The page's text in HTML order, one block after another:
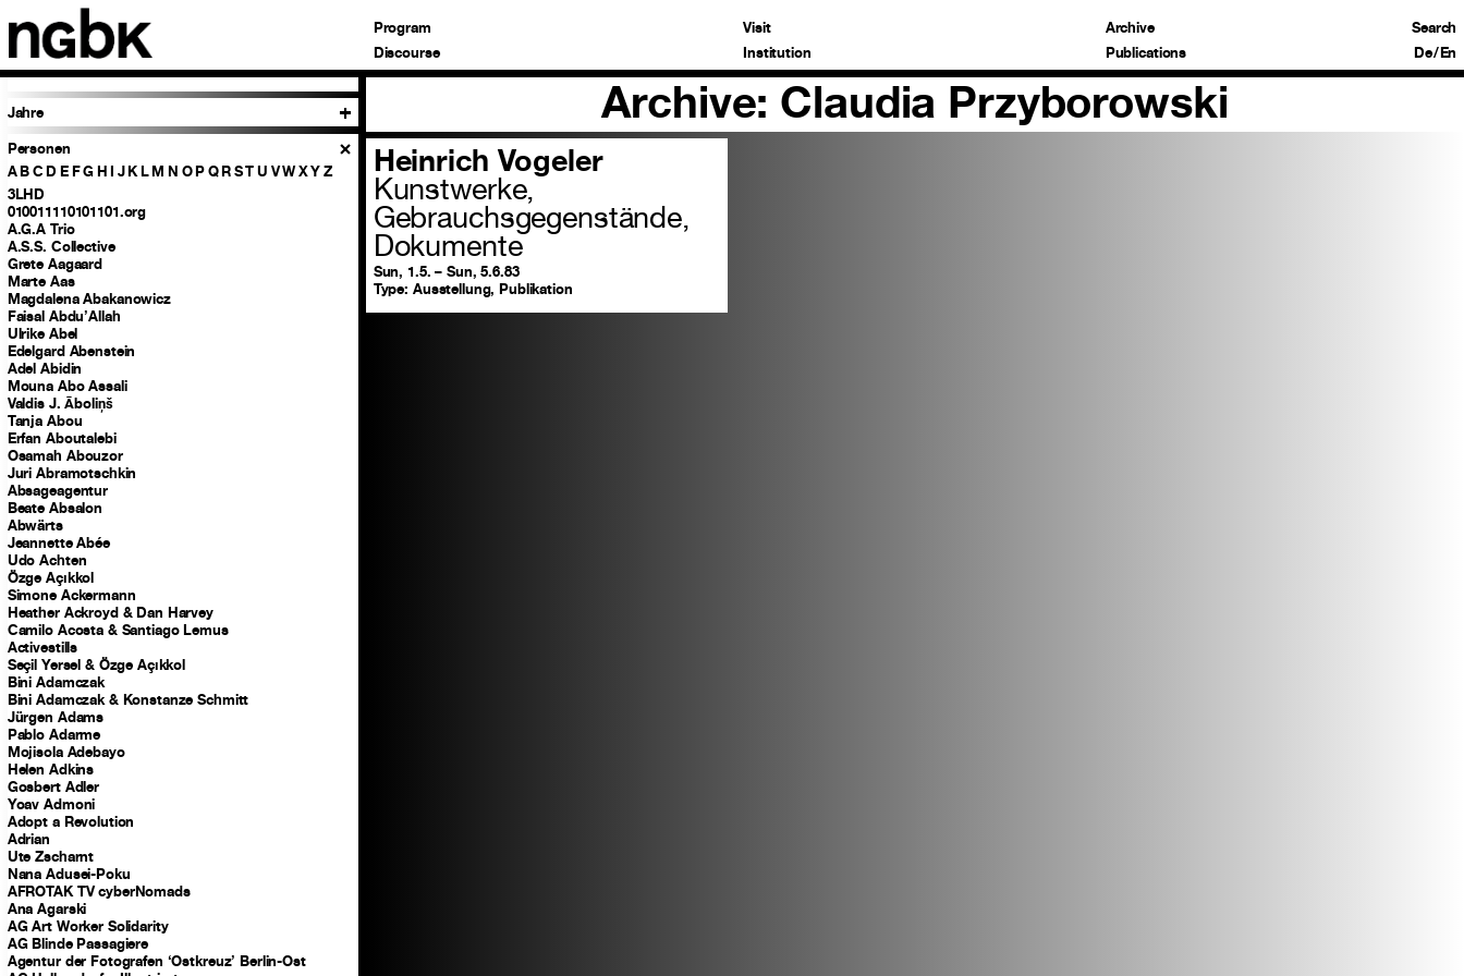
Program
Discourse
Visit
Institution
Archive
Publications
Search
De/En
Jahre
Personen
ABC D EFGH I JKLM N OPQRSTU VWXYZ
3LHD
010011110101101.org
A.G.A Trio
A.S.S. Collective
Grete Aagaard
Marte Aas
Magdalena Abakanowicz
Faisal Abdu’Allah
Ulrike Abel
Edelgard Abenstein
Adel Abidin
Mouna Abo Assali
Valdis J. Āboliņš
Tanja Abou
Erfan Aboutalebi
Osamah Abouzor
Juri Abramotschkin
Absageagentur
Beate Absalon
Abwärts
Jeannette Abée
Udo Achten
Özge Açıkkol
Simone Ackermann
Heather Ackroyd & Dan Harvey
Camilo Acosta & Santiago Lemus
Activestills
Seçil Yersel & Özge Açıkkol
Bini Adamczak
Bini Adamczak & Konstanze Schmitt
Jürgen Adams
Pablo Adarme
Mojisola Adebayo
Helen Adkins
Gosbert Adler
Yoav Admoni
Adopt a Revolution
Adrian
Ute Zscharnt
Nana Adusei-Poku
AFROTAK TV cyberNomads
Ana Agarski
AG Art Worker Solidarity
AG Blinde Passagiere
Agentur der Fotografen ‘Ostkreuz’ Berlin-Ost
Archive: Claudia Przyborowski
Heinrich Vogeler
Kunstwerke,
Gebrauchsgegenstände,
Dokumente
Sun, 1.5. – Sun, 5.6.83
Type: Ausstellung, Publikation